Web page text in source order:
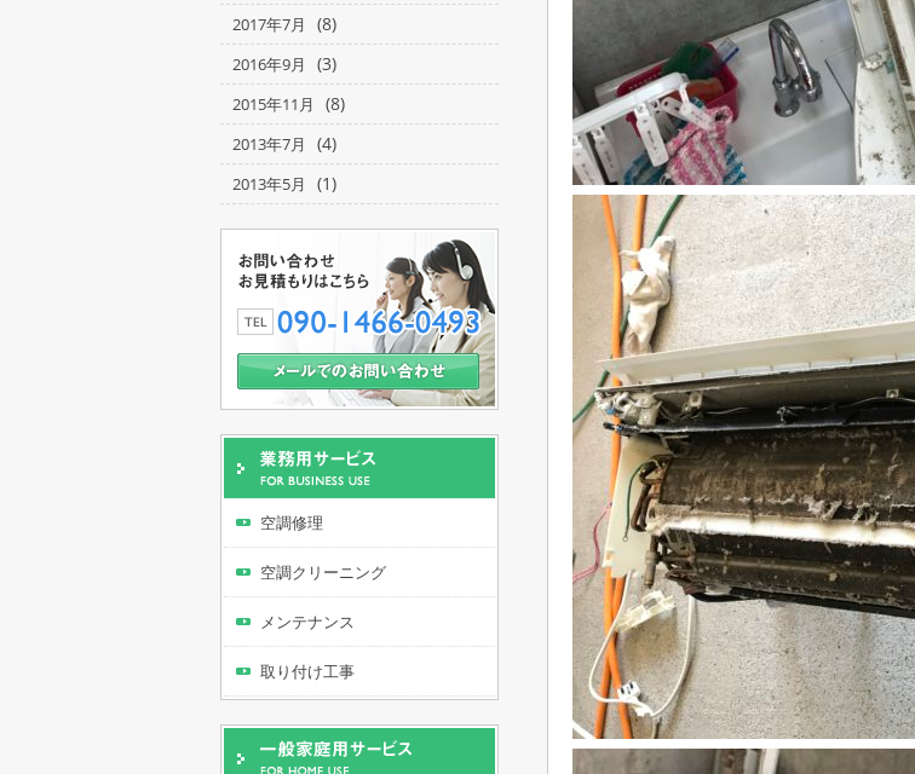
2017年7月 (8)
2016年9月 (3)
2015年11月 (8)
2013年7月 (4)
2013年5月 (1)
空調修理
空調クリーニング
メンテナンス
取り付け工事